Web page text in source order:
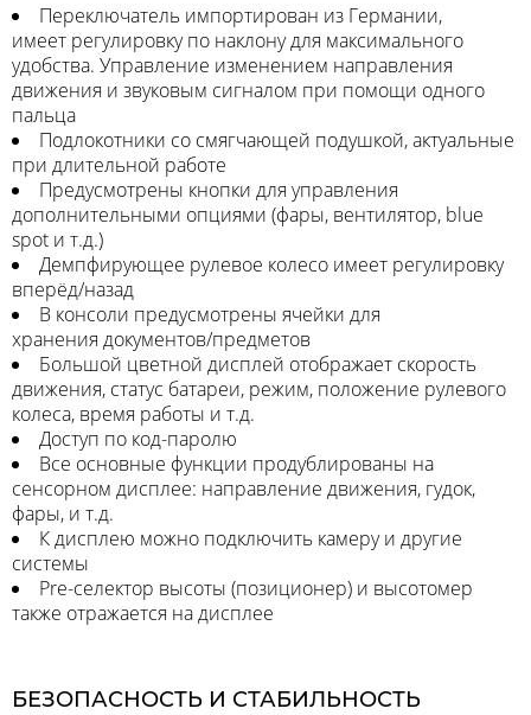
Переключатель импортирован из Германии,
имеет регулировку по наклону для максимального
удобства. Управление изменением направления
движения и звуковым сигналом при помощи одного
пальца
Подлокотники со смягчающей подушкой, актуальные
при длительной работе
Предусмотрены кнопки для управления
дополнительными опциями (фары, вентилятор, blue
spot и т.д.)
Демпфирующее рулевое колесо имеет регулировку
вперёд/назад
В консоли предусмотрены ячейки для
хранения документов/предметов
Большой цветной дисплей отображает скорость
движения, статус батареи, режим, положение рулевого
колеса, время работы и т.д.
Доступ по код-паролю
Все основные функции продублированы на
сенсорном дисплее: направление движения, гудок,
фары, и т.д.
К дисплею можно подключить камеру и другие
системы
Pre-селектор высоты (позиционер) и высотомер
также отражается на дисплее
БЕЗОПАСНОСТЬ И СТАБИЛЬНОСТЬ